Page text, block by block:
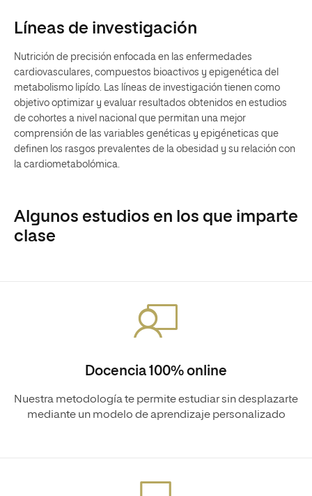
Líneas de investigación
Nutrición de precisión enfocada en las enfermedades
cardiovasculares, compuestos bioactivos y epigenética del
metabolismo lipído. Las líneas de investigación tienen como
objetivo optimizar y evaluar resultados obtenidos en estudios
de cohortes a nivel nacional que permitan una mejor
comprensión de las variables genéticas y epigéneticas que
definen los rasgos prevalentes de la obesidad y su relación con
la cardiometabolómica.
Algunos estudios en los que imparte
clase
Docencia 100% online
Nuestra metodología te permite estudiar sin desplazarte
mediante un modelo de aprendizaje personalizado